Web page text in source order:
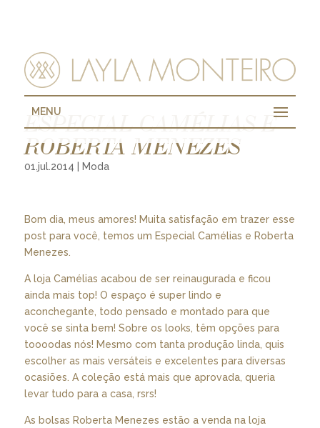
MENU
ESPECIAL CAMÉLIAS E
ROBERTA MENEZES
01.jul.2014 Moda
Bom dia, meus amores! Muita satisfação em trazer esse
post para você, temos um Especial Camélias e Roberta
Menezes.
A loja Camélias acabou de ser reinaugurada e ficou
ainda mais top! O espaço é super lindo e
aconchegante, todo pensado e montado para que
você se sinta bem! Sobre os looks, têm opções para
toooodas nós! Mesmo com tanta produção linda, quis
escolher as mais versáteis e excelentes para diversas
ocasiões. A coleção está mais que aprovada, queria
levar tudo para a casa, rsrs!
As bolsas Roberta Menezes estão a venda na loja